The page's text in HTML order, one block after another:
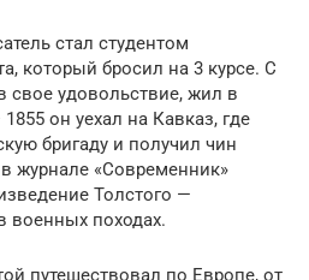
стал студентом
который бросил на 3 курсе. С
свое удовольствие, жил в
он уехал на Кавказ, где
бригаду и получил чин
журнале «Современник»
Толстого —
военных походах.
путешествовал по Европе, от